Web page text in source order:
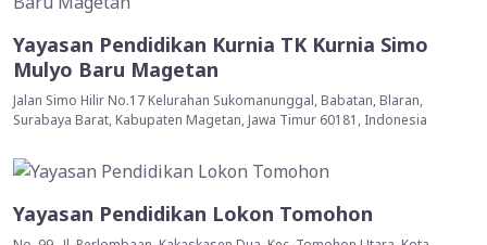
Yayasan Pendidikan Kurnia TK Kurnia Simo
Mulyo Baru Magetan
Jalan Simo Hilir No.17 Kelurahan Sukomanunggal, Babatan, Blaran,
Surabaya Barat, Kabupaten Magetan, Jawa Timur 60181, Indonesia
Yayasan Pendidikan Lokon Tomohon